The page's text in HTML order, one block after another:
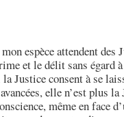
espèce attendent des
et le délit sans égard
Justice consent à se
elle n’est plus la
même en face